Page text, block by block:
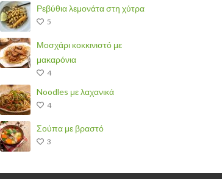
Ρεβύθια λεμονάτα στη χύτρα
5
Μοσχάρι κοκκινιστό με
μακαρόνια
4
Noodles με λαχανικά
4
Σούπα με βραστό
3